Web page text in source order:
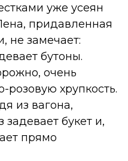
уже усеян
придавленная
не замечает:
бутоны.
очень
розовую хрупкость.
из вагона,
букет и,
прямо